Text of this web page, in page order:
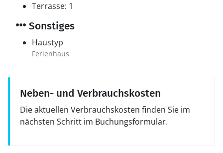
Terrasse: 1
Sonstiges
Haustyp
Ferienhaus
Neben- und Verbrauchskosten
Die aktuellen Verbrauchskosten finden Sie im
nächsten Schritt im Buchungsformular.